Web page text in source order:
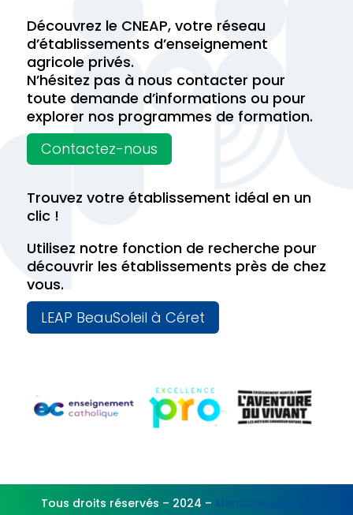
Découvrez le CNEAP, votre réseau
d’établissements d’enseignement
agricole privés.
N’hésitez pas à nous contacter pour
toute demande d’informations ou pour
explorer nos programmes de formation.
Contactez-nous
Trouvez votre établissement idéal en un
clic !
Utilisez notre fonction de recherche pour
découvrir les établissements près de chez
vous.
LEAP BeauSoleil à Céret
Tous droits réservés – 2024 – Mentions légales